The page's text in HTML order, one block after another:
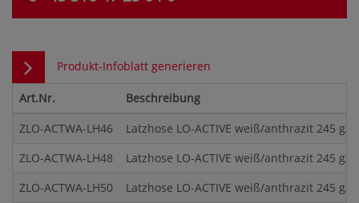
Produkt-Infoblatt generieren
Art.Nr.
Beschreibung
ZLO-ACTWA-LH46
Latzhose LO-ACTIVE weiß/anthrazit 245 g/
ZLO-ACTWA-LH48
Latzhose LO-ACTIVE weiß/anthrazit 245 g/
ZLO-ACTWA-LH50
Latzhose LO-ACTIVE weiß/anthrazit 245 g/